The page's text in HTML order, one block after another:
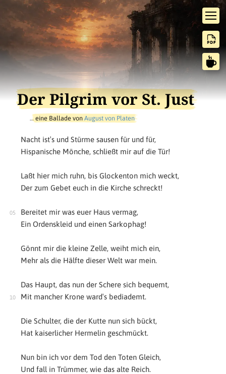
Der Pilgrim vor St. Just
… eine Ballade vonAugust von Platen
Nacht ist′s und Stürme sausen für und für,
Hispanische Mönche, schließt mir auf die Tür!
Laßt hier mich ruhn, bis Glockenton mich weckt,
Der zum Gebet euch in die Kirche schreckt!
Bereitet mir was euer Haus vermag,
Ein Ordenskleid und einen Sarkophag!
Gönnt mir die kleine Zelle, weiht mich ein,
Mehr als die Hälfte dieser Welt war mein.
Das Haupt, das nun der Schere sich bequemt,
Mit mancher Krone ward′s bediademt.
Die Schulter, die der Kutte nun sich bückt,
Hat kaiserlicher Hermelin geschmückt.
Nun bin ich vor dem Tod den Toten Gleich,
Und fall in Trümmer, wie das alte Reich.